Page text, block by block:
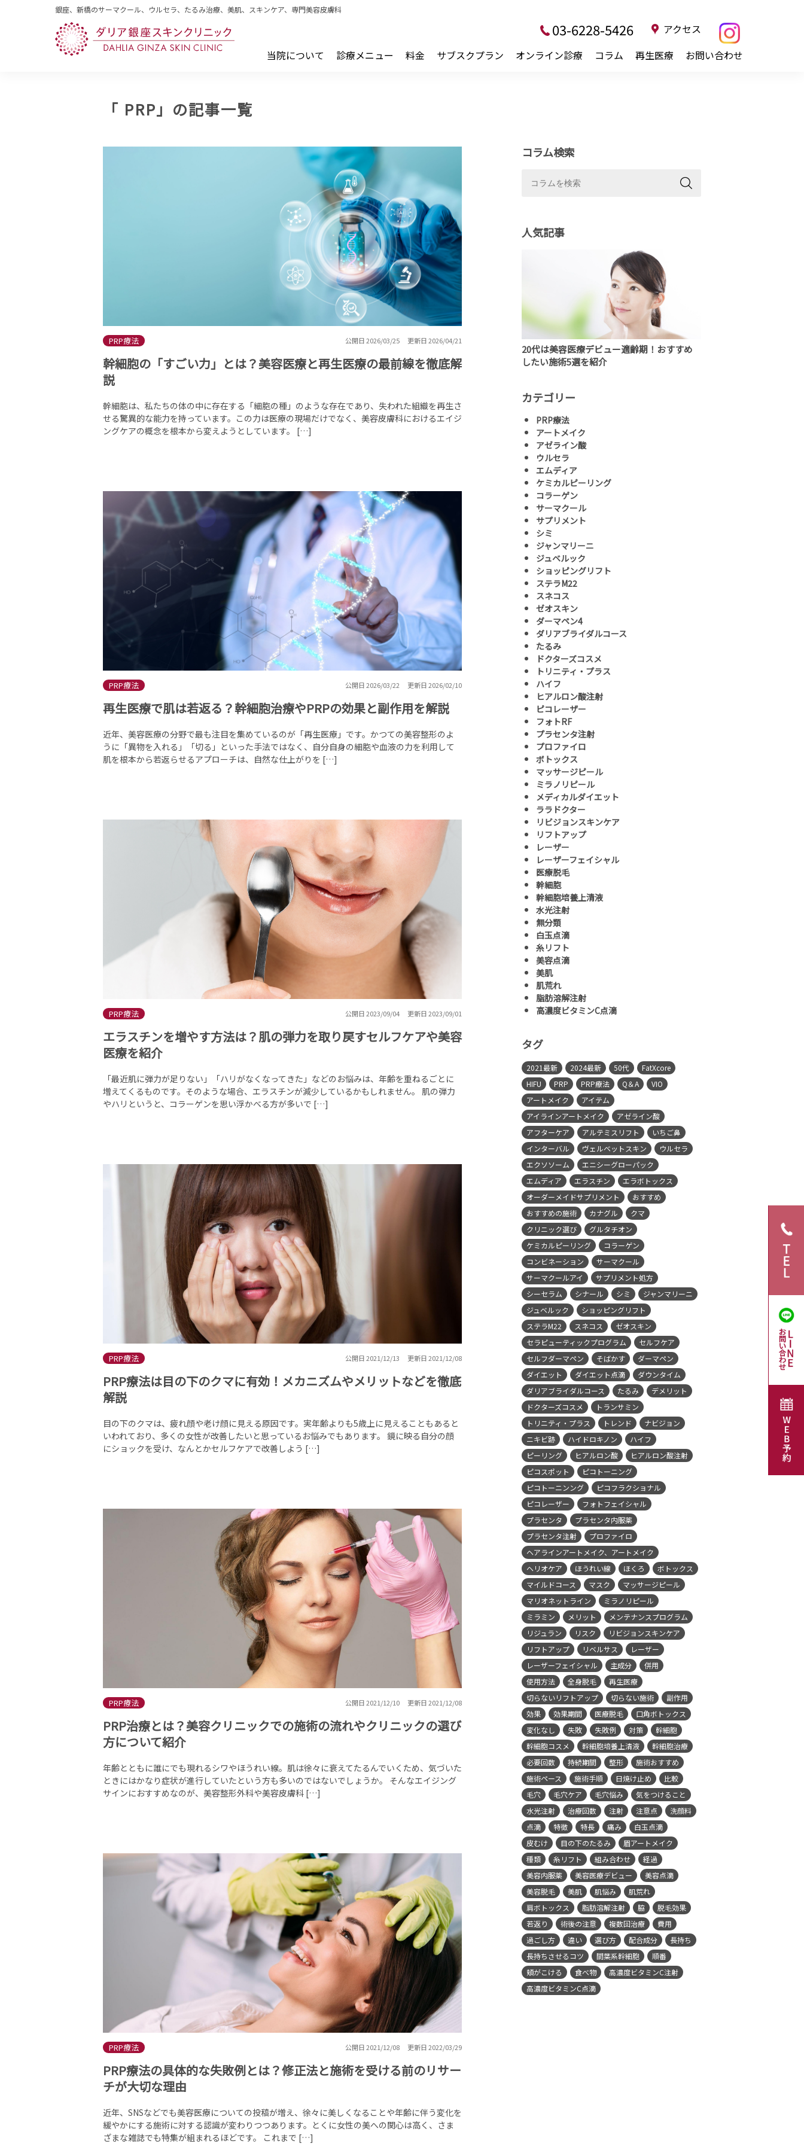
銀座、新橋のサーマクール、ウルセラ、たるみ治療、美肌、スキンケア、専門美容皮膚科
当院について 診療メニュー 料金 サブスクプラン オンライン診療 コラム 再生医療 お問い合わせ
03-6228-5426 アクセス
「 PRP」の記事一覧
PRP療法 公開日 2026/03/25 更新日 2026/04/21
幹細胞の「すごい力」とは？美容医療と再生医療の最前線を徹底解
説
幹細胞は、私たちの体の中に存在する「細胞の種」のような存在であり、失われた組織を再生さ
せる驚異的な能力を持っています。この力は医療の現場だけでなく、美容皮膚科におけるエイジ
ングケアの概念を根本から変えようとしています。 […]
PRP療法 公開日 2026/03/22 更新日 2026/02/10
再生医療で肌は若返る？幹細胞治療やPRPの効果と副作用を解説
近年、美容医療の分野で最も注目を集めているのが「再生医療」です。かつての美容整形のよ
うに「異物を入れる」「切る」といった手法ではなく、自分自身の細胞や血液の力を利用して
肌を根本から若返らせるアプローチは、自然な仕上がりを […]
PRP療法 公開日 2023/09/04 更新日 2023/09/01
エラスチンを増やす方法は？肌の弾力を取り戻すセルフケアや美容
医療を紹介
「最近肌に弾力が足りない」「ハリがなくなってきた」などのお悩みは、年齢を重ねるごとに
増えてくるものです。そのような場合、エラスチンが減少しているかもしれません。 肌の弾力
やハリというと、コラーゲンを思い浮かべる方が多いで […]
PRP療法 公開日 2021/12/13 更新日 2021/12/08
PRP療法は目の下のクマに有効！メカニズムやメリットなどを徹底
解説
目の下のクマは、疲れ顔や老け顔に見える原因です。実年齢よりも5歳上に見えることもあると
いわれており、多くの女性が改善したいと思っているお悩みでもあります。 鏡に映る自分の顔
にショックを受け、なんとかセルフケアで改善しよう […]
PRP療法 公開日 2021/12/10 更新日 2021/12/08
PRP治療とは？美容クリニックでの施術の流れやクリニックの選び
方について紹介
年齢とともに誰にでも現れるシワやほうれい線。肌は徐々に衰えてたるんでいくため、気づいた
ときにはかなり症状が進行していたという方も多いのではないでしょうか。 そんなエイジング
サインにおすすめなのが、美容整形外科や美容皮膚科 […]
PRP療法 公開日 2021/12/08 更新日 2022/03/29
PRP療法の具体的な失敗例とは？修正法と施術を受ける前のリサー
チが大切な理由
近年、SNSなどでも美容医療についての投稿が増え、徐々に美しくなることや年齢に伴う変化を
緩やかにする施術に対する認識が変わりつつあります。とくに女性の美への関心は高く、さま
ざまな雑誌でも特集が組まれるほどです。 これまで […]
コラム検索
人気記事
20代は美容医療デビュー適齢期！おすすめ
したい施術5選を紹介
カテゴリー
PRP療法
アートメイク
アゼライン酸
ウルセラ
エムディア
ケミカルピーリング
コラーゲン
サーマクール
サプリメント
シミ
ジャンマリーニ
ジュベルック
ショッピングリフト
ステラM22
スネコス
ゼオスキン
ダーマペン4
ダリアブライダルコース
たるみ
ドクターズコスメ
トリニティ・プラス
ハイフ
ヒアルロン酸注射
ピコレーザー
フォトRF
プラセンタ注射
プロファイロ
ボトックス
マッサージピール
ミラノリピール
メディカルダイエット
ララドクター
リビジョンスキンケア
リフトアップ
レーザー
レーザーフェイシャル
医療脱毛
幹細胞
幹細胞培養上清液
水光注射
無分類
白玉点滴
糸リフト
美容点滴
美肌
肌荒れ
脂肪溶解注射
高濃度ビタミンC点滴
タグ
2021最新 2024最新 50代
FatXcore
HIFU
PRP PRP療法 Q＆A
VIO
アートメイク
アイテム
アイラインアートメイク
アゼライン酸
アフターケア
アルテミスリフト
いちご鼻
インターバル
ヴェルベットスキン
ウルセラ
エクソソーム
エニシーグローパック
エムディア
エラスチン
エラボトックス
オーダーメイドサプリメント
おすすめ
おすすめの施術
カナグル
クマ
クリニック選び
グルタチオン
ケミカルピーリング
コラーゲン
コンビネーション
サーマクール
サーマクールアイ
サプリメント処方
シーセラム
シナール シミ
ジャンマリーニ
ジュベルック
ショッピングリフト
ステラM22
スネコス
ゼオスキン
セラピューティックプログラム
セルフケア
セルフダーマペン
そばかす
ダーマペン
ダイエット
ダイエット点滴
ダウンタイム
ダリアブライダルコース
たるみ
デメリット
ドクターズコスメ
トランサミン
トリニティ・プラス
トレンド
ナビジョン
ニキビ跡
ハイドロキノン
ハイフ
ピーリング
ヒアルロン酸
ヒアルロン酸注射
ピコスポット
ピコトーニング
ピコトーニンング
ピコフラクショナル
ピコレーザー
フォトフェイシャル
プラセンタ
プラセンタ内服薬
プラセンタ注射
プロファイロ
ヘアラインアートメイク、アートメイク
ヘリオケア
ほうれい線 ほくろ
ボトックス
マイルドコース
マスク
マッサージピール
マリオネットライン
ミラノリピール
ミラミン
メリット
メンテナンスプログラム
リジュラン
リスク
リビジョンスキンケア
リフトアップ
リベルサス
レーザー
レーザーフェイシャル
主成分
併用
使用方法
全身脱毛
再生医療
切らないリフトアップ
切らない施術
副作用
効果
効果期間 医療脱毛
口角ボトックス
変化なし
失敗 失敗例 対策
幹細胞
幹細胞コスメ
幹細胞培養上清液
幹細胞治療
必要回数
持続期間 整形
施術おすすめ
施術ペース
施術手順 日焼け止め
比較
毛穴
毛穴ケア 毛穴悩み
気をつけること
水光注射
治療回数 注射 注意点
洗顔料
点滴
特徴 特長 痛み
白玉点滴
皮むけ
目の下のたるみ
眉アートメイク
種類
糸リフト 組み合わせ
経過
美容内服薬
美容医療デビュー
美容点滴
美容脱毛
美肌 肌悩み
肌荒れ
肩ボトックス
脂肪溶解注射 脇
脱毛効果
若返り
術後の注意 複数回治療
費用
過ごし方
違い 選び方 配合成分
長持ち
長持ちさせるコツ
間葉系幹細胞
順番
頬がこける
食べ物
高濃度ビタミンC注射
高濃度ビタミンC点滴